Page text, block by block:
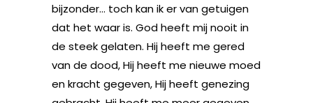
bijzonder… toch kan ik er van getuigen
dat het waar is. God heeft mij nooit in
de steek gelaten. Hij heeft me gered
van de dood, Hij heeft me nieuwe moed
en kracht gegeven, Hij heeft genezing